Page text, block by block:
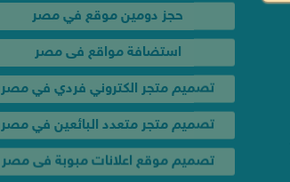
تصميم متجر متعدد البائعين في مصر
تصميم موقع اعلانات مبوبة فى مصر
تصميم موقع عقارات فى مصر
تصميم موقع سيارات فى مصر
تصميم موقع سياحي فى مصر